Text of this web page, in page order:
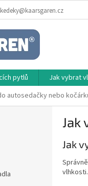
pytlů Jak vybrat
autosedačky nebo
Jak
Jak